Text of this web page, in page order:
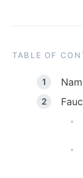
TABLE OF